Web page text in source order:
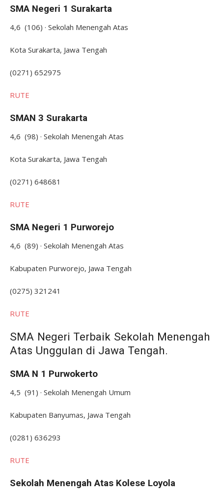
SMA Negeri 1 Surakarta
4,6 (106) · Sekolah Menengah Atas
Kota Surakarta, Jawa Tengah
(0271) 652975
RUTE
SMAN 3 Surakarta
4,6 (98) · Sekolah Menengah Atas
Kota Surakarta, Jawa Tengah
(0271) 648681
RUTE
SMA Negeri 1 Purworejo
4,6 (89) · Sekolah Menengah Atas
Kabupaten Purworejo, Jawa Tengah
(0275) 321241
RUTE
SMA Negeri Terbaik Sekolah Menengah
Atas Unggulan di Jawa Tengah.
SMA N 1 Purwokerto
4,5 (91) · Sekolah Menengah Umum
Kabupaten Banyumas, Jawa Tengah
(0281) 636293
RUTE
Sekolah Menengah Atas Kolese Loyola